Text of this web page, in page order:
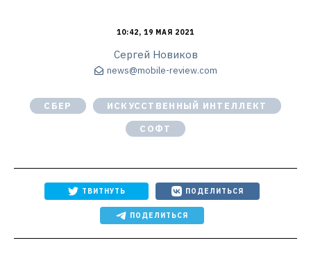
10:42, 19 МАЯ 2021
Сергей Новиков
news@mobile-review.com
СБЕР
ИСКУССТВЕННЫЙ ИНТЕЛЛЕКТ
СОФТ
ТВИТНУТЬ ПОДЕЛИТЬСЯ
ПОДЕЛИТЬСЯ